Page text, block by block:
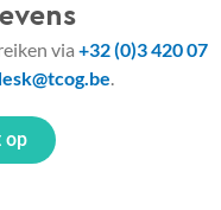
via +32 (0)3 420 07
op